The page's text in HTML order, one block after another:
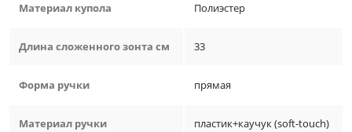
Материал купола Полиэстер
Длина сложенного зонта см 33
Форма ручки прямая
Материал ручки пластик+каучук (soft-touch)